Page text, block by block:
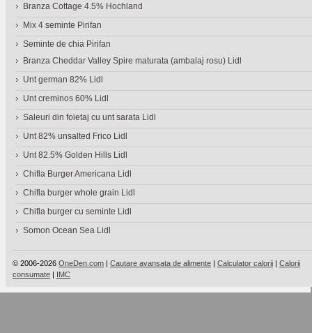
Branza Cottage 4.5% Hochland
Mix 4 seminte Pirifan
Seminte de chia Pirifan
Branza Cheddar Valley Spire maturata (ambalaj rosu) Lidl
Unt german 82% Lidl
Unt creminos 60% Lidl
Saleuri din foietaj cu unt sarata Lidl
Unt 82% unsalted Frico Lidl
Unt 82.5% Golden Hills Lidl
Chifla Burger Americana Lidl
Chifla burger whole grain Lidl
Chifla burger cu seminte Lidl
Somon Ocean Sea Lidl
© 2006-2026 OneDen.com | Cautare avansata de alimente | Calculator calorii | Calorii
consumate | IMC